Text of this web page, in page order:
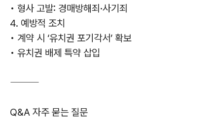
• 형사 고발: 경매방해죄·사기죄
4. 예방적 조치
• 계약 시 ‘유치권 포기각서’ 확보
• 유치권 배제 특약 삽입
⸻
Q&A 자주 묻는 질문